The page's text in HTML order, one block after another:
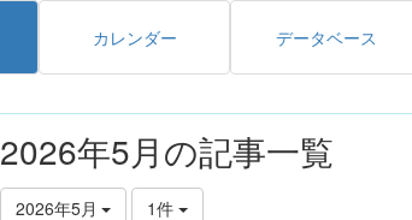
カレンダー データベース
2026年5月の記事一覧
2026年5月 1件